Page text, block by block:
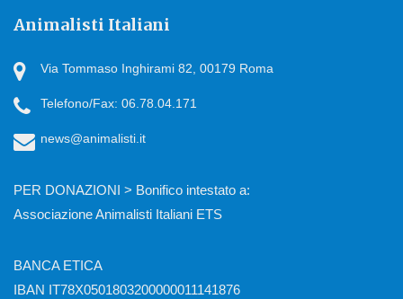
Animalisti Italiani
Via Tommaso Inghirami 82, 00179 Roma
Telefono/Fax: 06.78.04.171
news@animalisti.it
PER DONAZIONI > Bonifico intestato a:
Associazione Animalisti Italiani ETS
BANCA ETICA
IBAN IT78X0501803200000011141876